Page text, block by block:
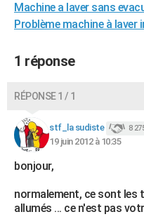
Destinations
City break
Voyage nature
Voyage de noces
Forum
Climat
+PHOTO
BONS PLANS
CARTE DE VOEUX
Carte de Noël
Carte Bonne année
Carte Saint-Valentin
Carte Pâques
Carte d'anniversaire
DICTIONNAIRE
Dictionnaire
Biographies
Citations
Expressions
Proverbes
S'inscrire
Se connecter
Lycées
Collèges
Primaires
Universités
Entreprises
Service militaire
Avis de recherche
AVIS DE DÉCÈS
Machine a laver sans
Problème machine à
1 réponse
RÉPONSE 1 / 1
stf_la sudiste 8
19 juin 2012 à 10:35
bonjour,
normalement, ce sont les
allumés ... ce n'est pas